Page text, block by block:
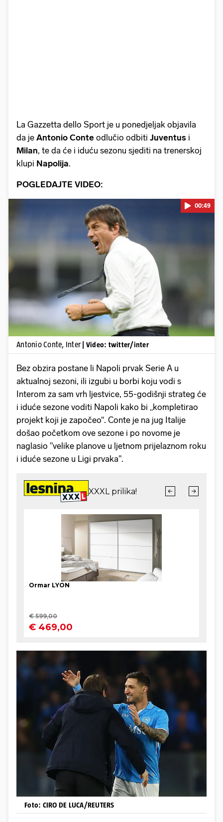
La Gazzetta dello Sport je u ponedjeljak objavila
da je Antonio Conte odlučio odbiti Juventus i
Milan, te da će i iduću sezonu sjediti na trenerskoj
klupi Napolija.
POGLEDAJTE VIDEO:
Pokretanje videa...
00:49
Antonio Conte, Inter | Video: twitter/inter
Bez obzira postane li Napoli prvak Serie A u
aktualnoj sezoni, ili izgubi u borbi koju vodi s
Interom za sam vrh ljestvice, 55-godišnji strateg će
i iduće sezone voditi Napoli kako bi „kompletirao
projekt koji je započeo“. Conte je na jug Italije
došao početkom ove sezone i po novome je
naglasio "velike planove u ljetnom prijelaznom roku
i iduće sezone u Ligi prvaka".
Foto: CIRO DE LUCA/REUTERS